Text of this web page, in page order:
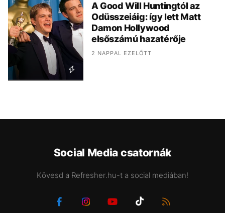
A Good Will Huntingtól az
Odüsszeiáig: így lett Matt
Damon Hollywood
elsőszámú hazatérője
2 NAPPAL EZELŐTT
Social Media csatornák
Kövesd a Refresher.hu-t a social mediában!